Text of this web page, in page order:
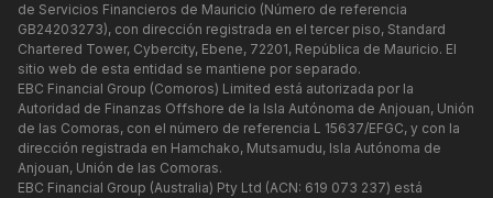
de Servicios Financieros de Mauricio (Número de referencia
GB24203273), con dirección registrada en el tercer piso, Standard
Chartered Tower, Cybercity, Ebene, 72201, República de Mauricio. El
sitio web de esta entidad se mantiene por separado.
EBC Financial Group (Comoros) Limited está autorizada por la
Autoridad de Finanzas Offshore de la Isla Autónoma de Anjouan, Unión
de las Comoras, con el número de referencia L 15637/EFGC, y con la
dirección registrada en Hamchako, Mutsamudu, Isla Autónoma de
Anjouan, Unión de las Comoras.
EBC Financial Group (Australia) Pty Ltd (ACN: 619 073 237) está